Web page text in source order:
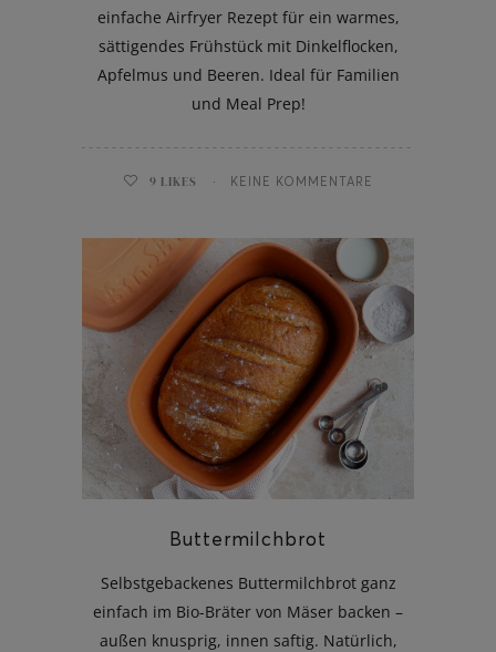
einfache Airfryer Rezept für ein warmes,
sättigendes Frühstück mit Dinkelflocken,
Apfelmus und Beeren. Ideal für Familien
und Meal Prep!
9 LIKES KEINE KOMMENTARE
Buttermilchbrot
Selbstgebackenes Buttermilchbrot ganz
einfach im Bio-Bräter von Mäser backen –
außen knusprig, innen saftig. Natürlich,